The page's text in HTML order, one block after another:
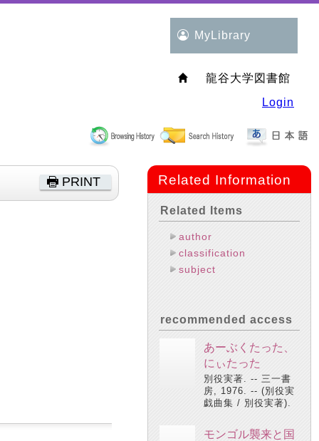
MyLibrary
龍谷大学図書館
Login
PRINT Related Information
Related Items
author
classification
subject
recommended access
あーぶくたった、
にぃたった
別役実著. -- 三一書
房, 1976. -- (別役実
戯曲集 / 別役実著).
モンゴル襲来と国